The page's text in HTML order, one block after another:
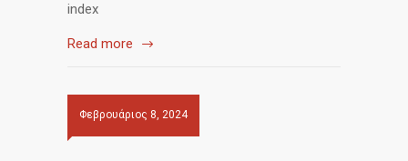
index
Read more
Φεβρουάριος 8, 2024